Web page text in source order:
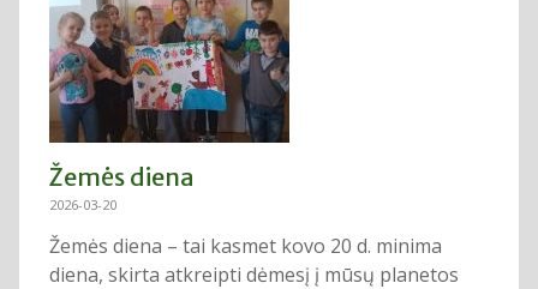
Žemės diena
2026-03-20
Žemės diena – tai kasmet kovo 20 d. minima
diena, skirta atkreipti dėmesį į mūsų planetos